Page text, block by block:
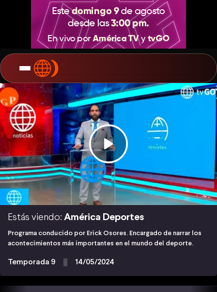
Estás viendo: América Deportes
Programa conducido por Erick Osores. Encargado de narrar los
acontecimientos más importantes en el mundo del deporte.
Temporada 9 14/05/2024